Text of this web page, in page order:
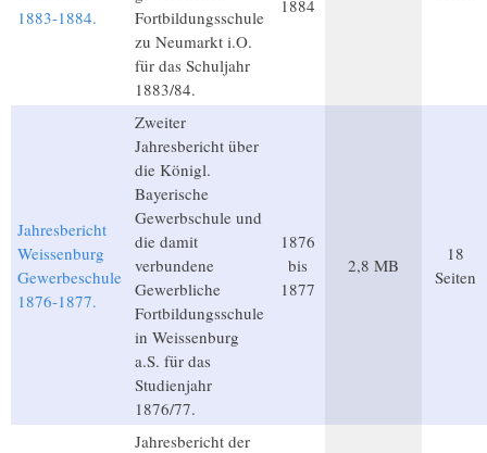
1883-1884.
Fortbildungsschule
zu Neumarkt i.O.
für das Schuljahr
1883/84.
1884
Jahresbericht
Weissenburg
Gewerbeschule
1876-1877.
Zweiter
Jahresbericht über
die Königl.
Bayerische
Gewerbschule und
die damit
verbundene
Gewerbliche
Fortbildungsschule
in Weissenburg
a.S. für das
Studienjahr
1876/77.
1876
bis
1877
2,8 MB
18
Seiten
Jahresbericht der